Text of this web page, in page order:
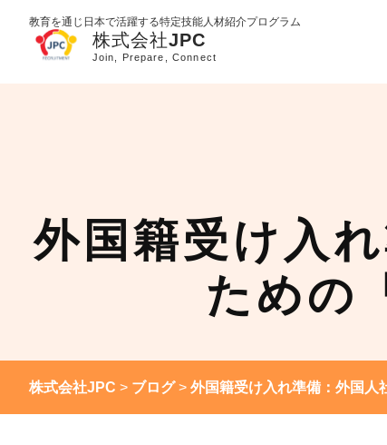
教育を通じ日本で活躍する特定技能人材紹介プログラム
外国籍受け入
ための
株式会社JPC > ブログ> 外国籍受け入れ準備：外国人